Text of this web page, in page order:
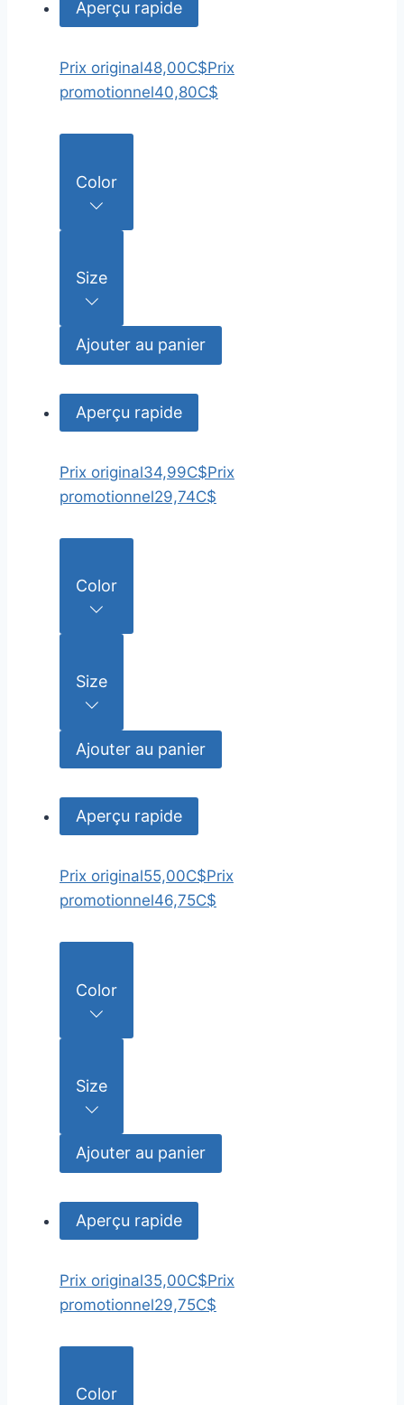
Aperçu rapide
Prix original48,00C$Prix
promotionnel40,80C$
Color
Size
Ajouter au panier
Aperçu rapide
Prix original34,99C$Prix
promotionnel29,74C$
Color
Size
Ajouter au panier
Aperçu rapide
Prix original55,00C$Prix
promotionnel46,75C$
Color
Size
Ajouter au panier
Aperçu rapide
Prix original35,00C$Prix
promotionnel29,75C$
Color